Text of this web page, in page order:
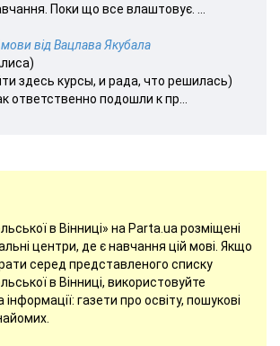
Поки що все влаштовує. ...
мови від Вацлава Якубала
здесь курсы, и рада, что решилась)
ответственно подошли к пр...
в Вінниці» на Parta.ua розміщені
центри, де є навчання цій мові. Якщо
серед представленого списку
в Вінниці, використовуйте
газети про освіту, пошукові